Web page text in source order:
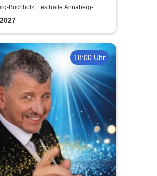
Alive
Buchholz, Festhalle Annaberg-
18:00 Uhr